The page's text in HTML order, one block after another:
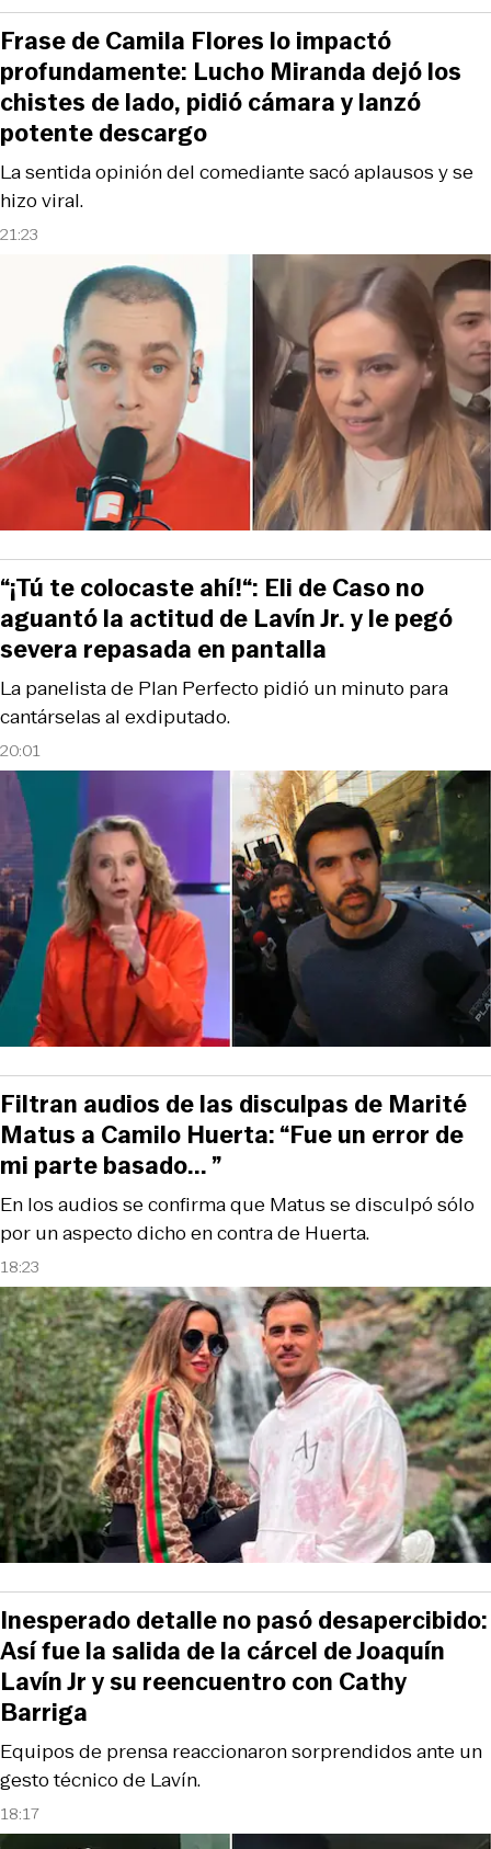
21:23
La sentida opinión del comediante sacó aplausos y se
hizo viral.
Frase de Camila Flores lo impactó
profundamente: Lucho Miranda dejó los
chistes de lado, pidió cámara y lanzó
potente descargo
20:01
La panelista de Plan Perfecto pidió un minuto para
cantárselas al exdiputado.
“¡Tú te colocaste ahí!“: Eli de Caso no
aguantó la actitud de Lavín Jr. y le pegó
severa repasada en pantalla
18:23
En los audios se confirma que Matus se disculpó sólo
por un aspecto dicho en contra de Huerta.
Filtran audios de las disculpas de Marité
Matus a Camilo Huerta: “Fue un error de
mi parte basado... ”
18:17
Equipos de prensa reaccionaron sorprendidos ante un
gesto técnico de Lavín.
Inesperado detalle no pasó desapercibido:
Así fue la salida de la cárcel de Joaquín
Lavín Jr y su reencuentro con Cathy
Barriga